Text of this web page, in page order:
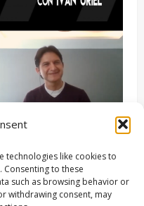
technologies like cookies to
to these
such as browsing behavior or
withdrawing consent, may
JUAN PATRICIO